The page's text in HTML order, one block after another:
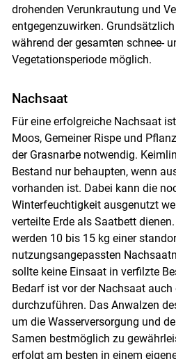
drohenden Verunkrautung und
entgegenzuwirken.
während der gesamten schnee-
Vegetationsperiode möglich.
Nachsaat
Für eine erfolgreiche Nachsaat
Moos, Gemeiner Rispe und
der Grasnarbe notwendig.
Bestand nur behaupten, wenn
vorhanden ist. Dabei kann die
Winterfeuchtigkeit ausgenutzt
verteilte Erde als Saatbett
werden 10 bis 15 kg einer
nutzungsangepassten
sollte keine Einsaat in verfilzte
Bedarf ist vor der Nachsaat
durchzuführen. Das Anwalzen
um die Wasserversorgung und
Samen bestmöglich zu
erfolgt am besten in einem